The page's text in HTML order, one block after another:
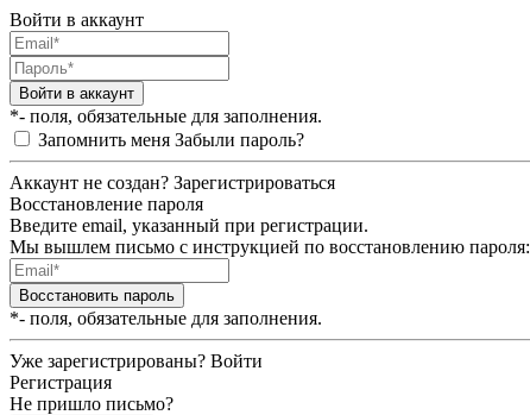
Войти в аккаунт
Войти в аккаунт
*- поля, обязательные для заполнения.
Запомнить меня Забыли пароль?
Аккаунт не создан? Зарегистрироваться
Восстановление пароля
Введите email, указанный при регистрации.
Мы вышлем письмо с инструкцией по восстановлению пароля:
Восстановить пароль
*- поля, обязательные для заполнения.
Уже зарегистрированы? Войти
Регистрация
Не пришло письмо?